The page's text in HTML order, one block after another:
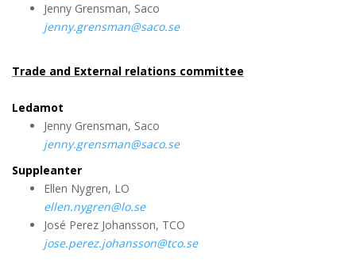
Jenny Grensman, Saco
jenny.grensman@saco.se
Trade and External relations committee
Ledamot
Jenny Grensman, Saco
jenny.grensman@saco.se
Suppleanter
Ellen Nygren, LO
ellen.nygren@lo.se
José Perez Johansson, TCO
jose.perez.johansson@tco.se